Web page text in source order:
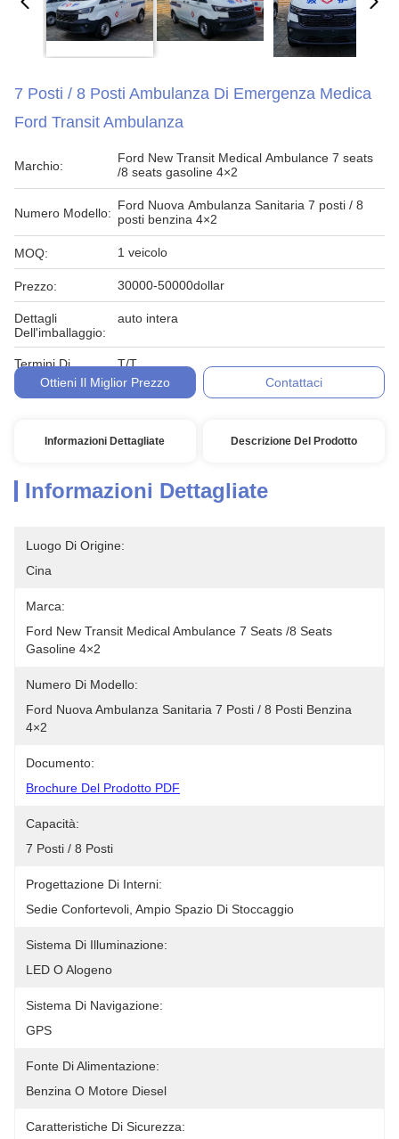
7 Posti / 8 Posti Ambulanza Di Emergenza Medica
Ford Transit Ambulanza
Marchio:
Ford New Transit Medical Ambulance 7 seats
/8 seats gasoline 4×2
Numero Modello:
Ford Nuova Ambulanza Sanitaria 7 posti / 8
posti benzina 4×2
MOQ: 1 veicolo
Prezzo: 30000-50000dollar
Dettagli
Dell'imballaggio:
auto intera
Termini Di
Pagamento:
T/T
Ottieni Il Miglior Prezzo
Contattaci
Informazioni Dettagliate Descrizione Del Prodotto
Informazioni Dettagliate
Luogo Di Origine:
Cina
Marca:
Ford New Transit Medical Ambulance 7 Seats /8 Seats
Gasoline 4×2
Numero Di Modello:
Ford Nuova Ambulanza Sanitaria 7 Posti / 8 Posti Benzina
4×2
Documento:
Brochure Del Prodotto PDF
Capacità:
7 Posti / 8 Posti
Progettazione Di Interni:
Sedie Confortevoli, Ampio Spazio Di Stoccaggio
Sistema Di Illuminazione:
LED O Alogeno
Sistema Di Navigazione:
GPS
Fonte Di Alimentazione:
Benzina O Motore Diesel
Caratteristiche Di Sicurezza: